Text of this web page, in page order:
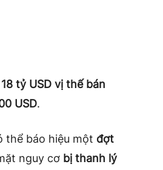
18 tỷ USD vị thế bán
USD.
thể báo hiệu một đợt
nguy cơ bị thanh lý